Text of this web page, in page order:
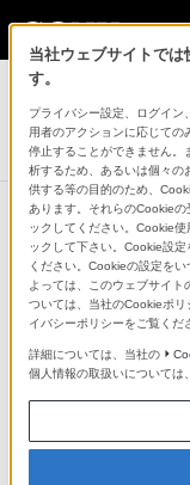
ヘッドホン
ワイヤレスステレオヘッドセ
WH-CH520
当社ウェブサイトで
す。
プライバシー設定、ログイン
用者のアクションに応じて
停止することができません。
析するため、あるいは個々の
供する等の目的のため、
あります。それらのCookie
ックしてください。Cookie
ックして下さい。Cookie設
ください。Cookieの設定を
よっては、このウェブサイ
ついては、当社のCookieポ
イバシーポリシーをご覧くだ
詳細については、当社の
個人情報の取扱いについては